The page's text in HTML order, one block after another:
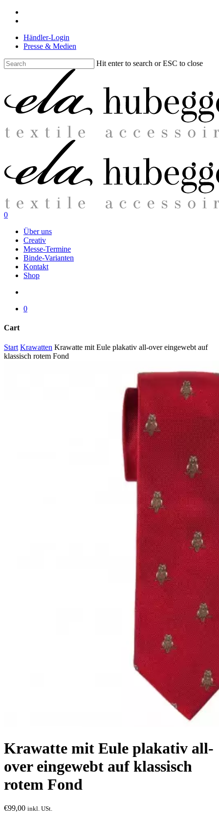
Skip
contentHändler-Login
Presse & Medien
Hit enter to search or ESC to close
search
0
Über uns
Creativ
Messe-Termine
Binde-Varianten
Kontakt
Shop
0
Cart
Close
Cart
Start Krawatten Krawatte mit Eule plakativ all-over eingewebt auf
klassisch rotem Fond
Krawatte mit Eule plakativ all-
over eingewebt auf klassisch
rotem Fond
€99,00 inkl. USt.